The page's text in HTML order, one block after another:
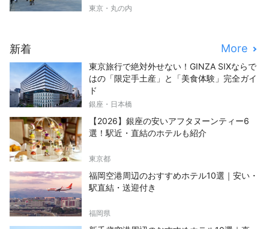
東京・丸の内
新着 More
東京旅行で絶対外せない！GINZA SIXならで
はの「限定手土産」と「美食体験」完全ガイ
ド
銀座・日本橋
【2026】銀座の安いアフタヌーンティー6
選！駅近・直結のホテルも紹介
東京都
福岡空港周辺のおすすめホテル10選｜安い・
駅直結・送迎付き
福岡県